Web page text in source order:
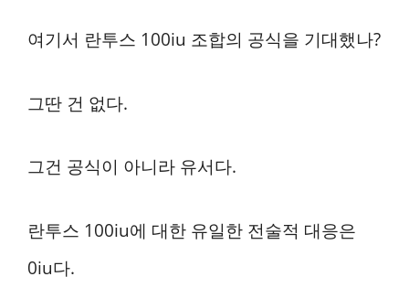
여기서 란투스 100iu 조합의 공식을 기대했나?
그딴 건 없다.
그건 공식이 아니라 유서다.
란투스 100iu에 대한 유일한 전술적 대응은
0iu다.